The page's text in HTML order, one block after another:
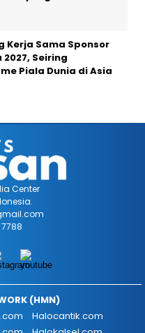
Kerja Sama Sponsor
Seiring
Piala Dunia di Asia
Center
(HMN)
Halocantik.com